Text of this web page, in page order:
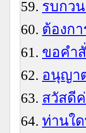
รบกว
ต้องกา
ขอคำ
อนุญา
สวัสดี
ท่านใ